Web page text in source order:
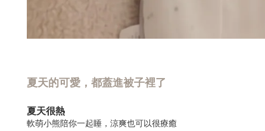
夏天的可愛，都蓋進被子裡了
夏天很熱
軟萌小熊陪你一起睡，涼爽也可以很療癒